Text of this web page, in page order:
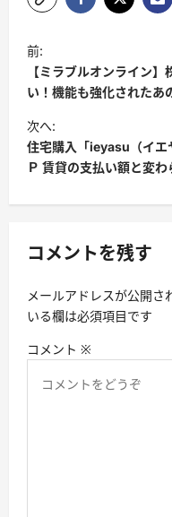
投
稿
ナ
ビ
ゲ
ー
シ
ン
前:
【ミラブルオンライン
い！機能も強化されたあ
次へ:
住宅購入「ieyasu（イエ
Ｐ 賃貸の支払い額と変
コメントを残す
メールアドレスが公開さ
いる欄は必須項目です
コメント ※